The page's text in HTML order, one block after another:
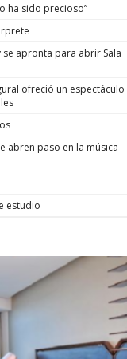
ha sido precioso”
apronta para abrir Sala
ofreció un espectáculo
abren paso en la música
estudio